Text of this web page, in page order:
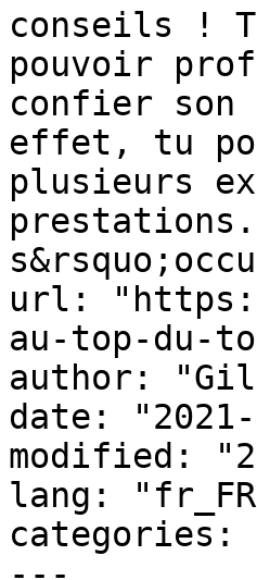
conseils !
pouvoir
confier son
effet, tu
plusieurs
url: "https://
au-top-du-
author:
date: "2021-
modified:
lang: